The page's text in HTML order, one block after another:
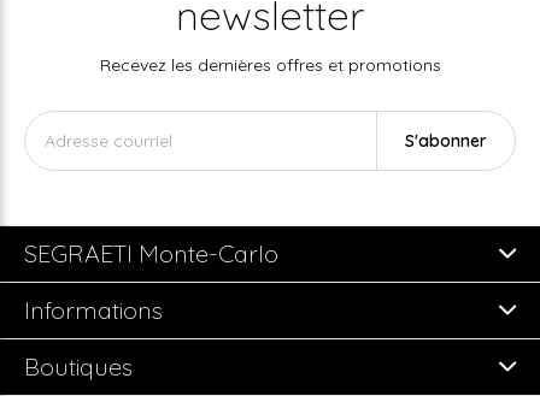
newsletter
Recevez les dernières offres et promotions
S'abonner
SEGRAETI Monte-Carlo
Informations
Boutiques